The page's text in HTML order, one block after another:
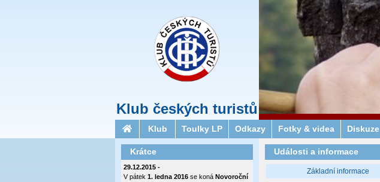
Klub českých turistů
Klub Toulky LP Odkazy Fotky & videa Diskuze
Události a informace
Základní informace
Krátce
29.12.2015 -
V pátek 1. ledna 2016 se koná Novoroční